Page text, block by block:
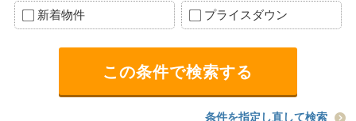
新着物件 プライスダウン
条件を指定し直して検索